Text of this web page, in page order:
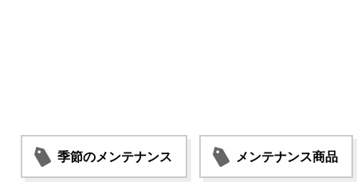
季節のメンテナンス メンテナンス商品